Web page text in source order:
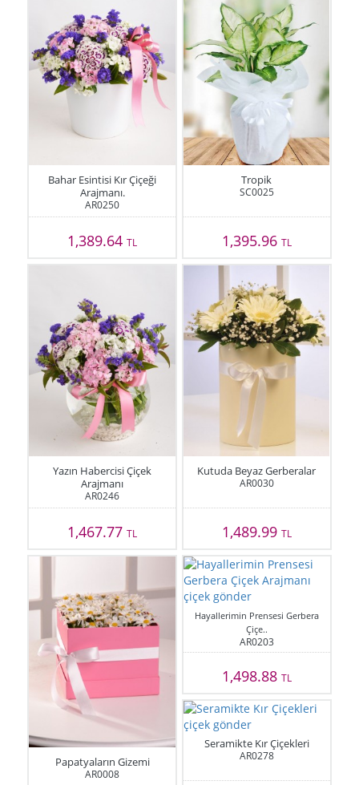
Bahar Esintisi Kır Çiçeği
Arajmanı.
AR0250
1,389.64TL
Tropik
SC0025
1,395.96 TL
Yazın Habercisi Çiçek
Arajmanı
AR0246
1,467.77TL
Kutuda Beyaz Gerberalar
AR0030
1,489.99 TL
Papatyaların Gizemi
AR0008
Hayallerimin Prensesi Gerbera
Çiçe..
AR0203
1,498.88 TL
Seramikte Kır Çiçekleri
AR0278